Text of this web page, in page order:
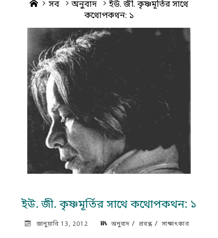
Home
সব অনুবাদ
ইউ. জী. কৃষ্ণমূর্তির সাথে
কথোপকথন: ১
ইউ. জী. কৃষ্ণমূর্তির সাথে কথোপকথন: ১
জানুয়ারি 13, 2012 অনুবাদ/ প্রবন্ধ / সাক্ষাৎকার